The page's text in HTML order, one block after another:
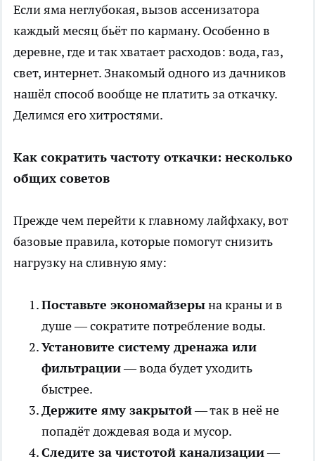
Если яма неглубокая, вызов ассенизатора
каждый месяц бьёт по карману. Особенно в
деревне, где и так хватает расходов: вода, газ,
свет, интернет. Знакомый одного из дачников
нашёл способ вообще не платить за откачку.
Делимся его хитростями.
Как сократить частоту откачки: несколько
общих советов
Прежде чем перейти к главному лайфхаку, вот
базовые правила, которые помогут снизить
нагрузку на сливную яму:
Поставьте экономайзерына краны и в
душе — сократите потребление воды.
Установите систему дренажа или
фильтрации—водабудет уходить
быстрее.
Держите яму закрытой— так в неё не
попадёт дождевая вода и мусор.
Следите за чистотой канализации—